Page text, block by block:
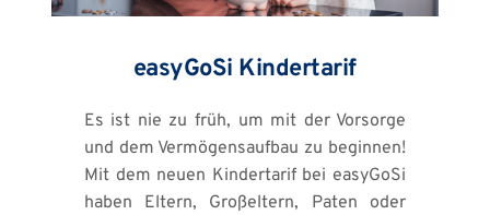
easyGoSi Kindertarif
Es ist nie zu früh, um mit der Vorsorge
und dem Vermögensaufbau zu beginnen!
Mit dem neuen Kindertarif bei easyGoSi
haben Eltern, Großeltern, Paten oder